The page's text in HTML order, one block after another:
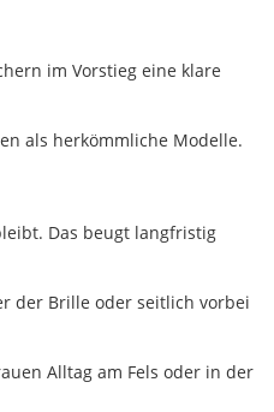
im Vorstieg eine klare
als herkömmliche Modelle.
Das beugt langfristig
der Brille oder seitlich vorbei
Alltag am Fels oder in der